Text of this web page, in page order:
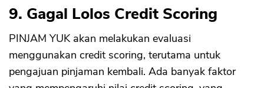
9. Gagal Lolos Credit Scoring
PINJAM YUK akan melakukan evaluasi
menggunakan credit scoring, terutama untuk
pengajuan pinjaman kembali. Ada banyak faktor